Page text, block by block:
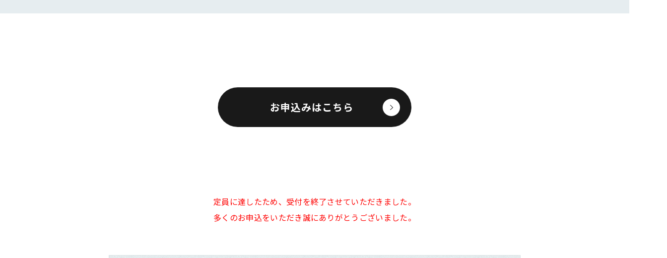
お申込みはこちら
定員に達したため、受付を終了させていただきました。
多くのお申込をいただき誠にありがとうございました。